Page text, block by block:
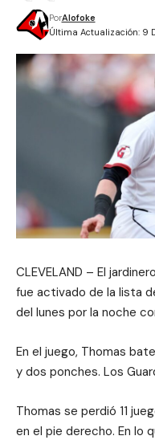
Última Actualización: 9
PorAlofoke
CLEVELAND – El
fue activado de la lista
del lunes por la noche
En el juego, Thomas
y dos ponches. Los
Thomas se perdió 11
en el pie derecho. En lo